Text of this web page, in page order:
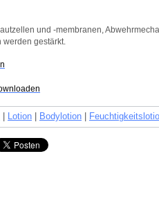
und -membranen,
werden gestärkt.
| Lotion | Bodylotion |